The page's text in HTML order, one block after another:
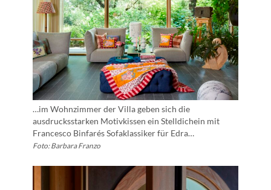
…im Wohnzimmer der Villa geben sich die
ausdrucksstarken Motivkissen ein Stelldichein mit
Francesco Binfarés Sofaklassiker für Edra…
Foto: Barbara Franzo